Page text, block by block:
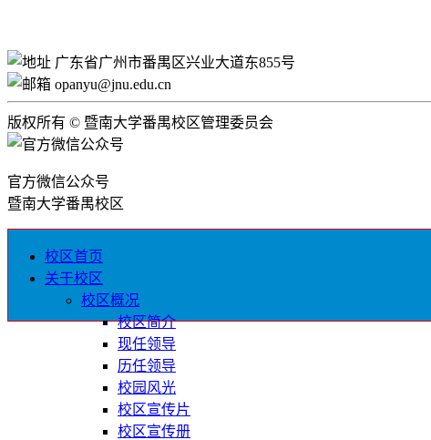
广东省广州市番禺区兴业大道东855号
opanyu@jnu.edu.cn
版权所有 © 暨南大学番禺校区管理委员会
官方微信公众号
暨南大学番禺校区
校区首页
关于校区
校区概况
校区简介
现任领导
历任领导
校园风光
校区宣传片
校区宣传册